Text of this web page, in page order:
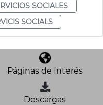
SOCIALES
SOCIALS
Páginas de Interés
Descargas